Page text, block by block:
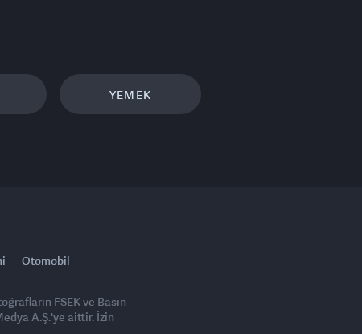
YEMEK
Otomobil
FSEK ve Basın
A.Ş.'ye aittir. İzin